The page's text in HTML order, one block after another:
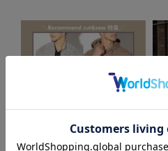
商品の色味は生地アップ・スタジ
※画像の商品はサンプルとなりま
工、サイズが若干異なる場合がござ
前後する可能性がございますので